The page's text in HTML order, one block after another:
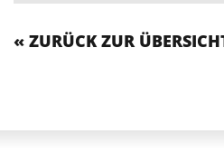
« ZURÜCK ZUR